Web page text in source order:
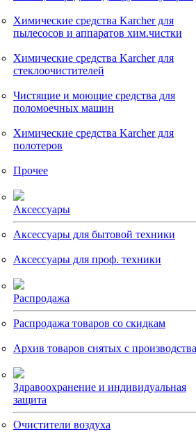
Химические средства Karcher для
пылесосов и аппаратов хим.чистки
Химические средства Karcher для
стеклоочистителей
Чистящие и моющие средства для
поломоечных машин
Химические средства Karcher для
полотеров
Прочее
Аксессуары
Аксессуары для бытовой техники
Аксессуары для проф. техники
Распродажа
Распродажа товаров со скидкам
Архив товаров снятых с производства
Здравоохранение и индивидуальная
защита
Очистители воздуха